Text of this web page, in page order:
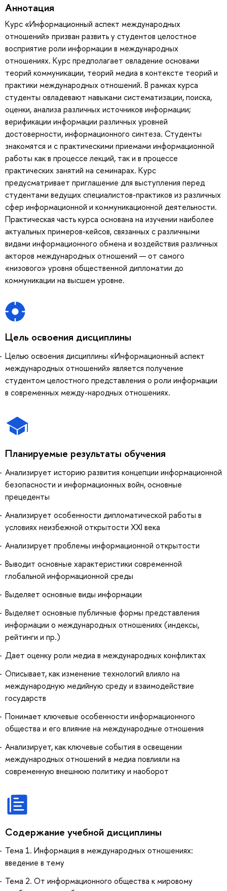
Аннотация
Курс «Информационный аспект международных
отношений» призван развить у студентов целостное
восприятие роли информации в международных
отношениях. Курс предполагает овладение основами
теорий коммуникации, теорий медиа в контексте теорий и
практики международных отношений. В рамках курса
студенты овладевают навыками систематизации, поиска,
оценки, анализа различных источников информации;
верификации информации различных уровней
достоверности, информационного синтеза. Студенты
знакомятся и с практическими приемами информационной
работы как в процессе лекций, так и в процессе
практических занятий на семинарах. Курс
предусматривает приглашение для выступления перед
студентами ведущих специалистов-практиков из различных
сфер информационной и коммуникационной деятельности.
Практическая часть курса основана на изучении наиболее
актуальных примеров-кейсов, связанных с различными
видами информационного обмена и воздействия различных
акторов международных отношений — от самого
«низового» уровня общественной дипломатии до
коммуникации на высшем уровне.
Цель освоения дисциплины
Целью освоения дисциплины «Информационный аспект
международных отношений» является получение
студентом целостного представления о роли информации
в современных между-народных отношениях.
Планируемые результаты обучения
Анализирует историю развития концепции информационной
безопасности и информационных войн, основные
прецеденты
Анализирует особенности дипломатической работы в
условиях неизбежной открытости XXI века
Анализирует проблемы информационной открытости
Выводит основные характеристики современной
глобальной информационной среды
Выделяет основные виды информации
Выделяет основные публичные формы представления
информации о международных отношениях (индексы,
рейтинги и пр.)
Дает оценку роли медиа в международных конфликтах
Описывает, как изменение технологий влияло на
международную медийную среду и взаимодействие
государств
Понимает ключевые особенности информационного
общества и его влияние на международные отношения
Анализирует, как ключевые события в освещении
международных отношений в медиа повлияли на
современную внешнюю политику и наоборот
Содержание учебной дисциплины
Тема 1. Информация в международных отношениях:
введение в тему
Тема 2. От информационного общества к мировому